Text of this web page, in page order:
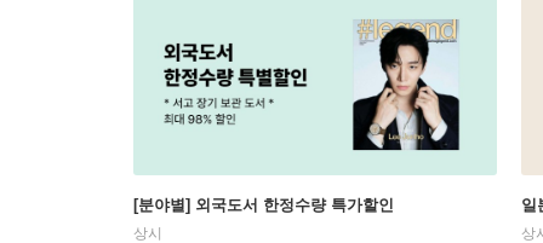
[분야별] 외국도서 한정수량 특가할인
상시
일
상